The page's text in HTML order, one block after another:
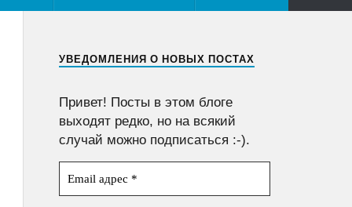
УВЕДОМЛЕНИЯ О НОВЫХ ПОСТАХ
Привет! Посты в этом блоге
выходят редко, но на всякий
случай можно подписаться :-).